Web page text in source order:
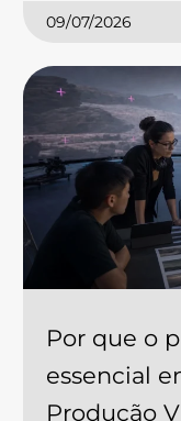
09/07/2026
Por que o
essencial
Produção